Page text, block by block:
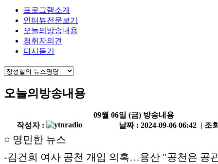
프로그램소개
인터뷰전문보기
오늘의방송내용
청취자의견
다시듣기
오늘의방송내용
09월 06일 (금) 방송내용
작성자 :
날짜 : 2024-09-06 06:42 | 조
○ 영민한 뉴스
-김건희 여사 공천 개입 의혹…용산 "공천은 공